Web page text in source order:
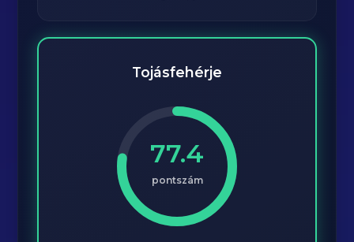
Tojásfehérje
77.4
pontszám